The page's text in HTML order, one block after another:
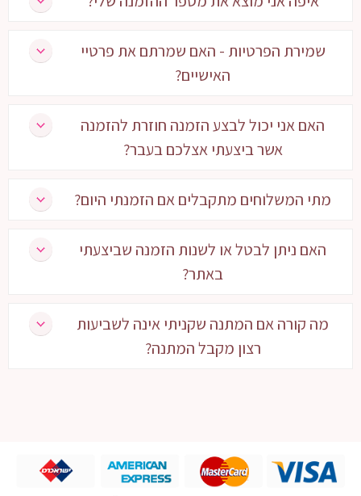
שמירת הפרטיות - האם שמרתם את פרטיי
האישיים?
האם אני יכול לבצע הזמנה חוזרת להזמנה
אשר ביצעתי אצלכם בעבר?
מתי המשלוחים מתקבלים אם הזמנתי היום?
האם ניתן לבטל או לשנות הזמנה שביצעתי
באתר?
מה קורה אם המתנה שקניתי אינה לשביעות
רצון מקבל המתנה?